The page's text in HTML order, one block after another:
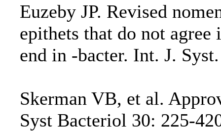
Euzeby JP. Revised
epithets that do not
end in -bacter. Int. J.
Skerman VB, et al.
Syst Bacteriol 30: 225-